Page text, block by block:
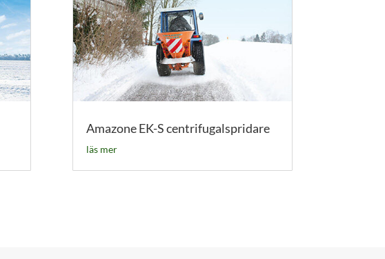
Amazone EK-S centrifugalspridare
läs mer